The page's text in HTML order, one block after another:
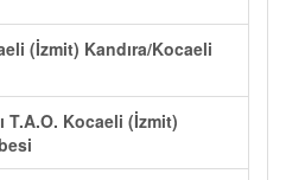
(İzmit) Kandıra/Kocaeli
T.A.O. Kocaeli (İzmit)